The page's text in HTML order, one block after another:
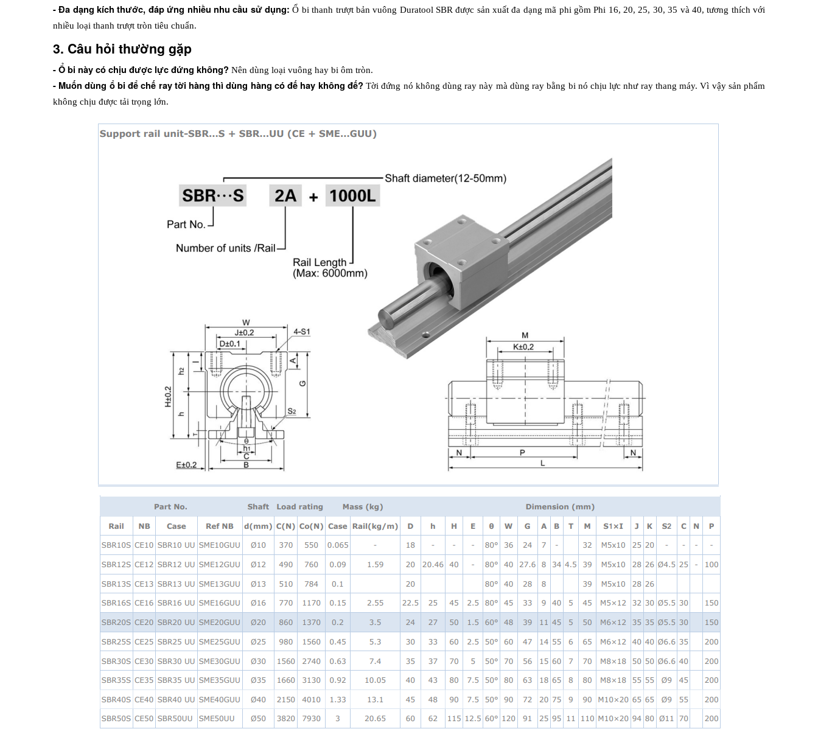
- Đa dạng kích thước, đáp ứng nhiều nhu cầu sử dụng: Ổ bi thanh trượt bản vuông Duratool SBR được sản xuất đa dạng mã phi gồm Phi 16, 20, 25, 30, 35 và 40, tương thích với
nhiều loại thanh trượt tròn tiêu chuẩn.
3. Câu hỏi thường gặp
- Ổ bi này có chịu được lực đứng không? Nên dùng loại vuông hay bi ôm tròn.
- Muốn dùng ổ bi để chế ray tời hàng thì dùng hàng có đế hay không đế? Tời đứng nó không dùng ray này mà dùng ray bằng bi nó chịu lực như ray thang máy. Vì vậy sản phẩm
không chịu được tải trọng lớn.